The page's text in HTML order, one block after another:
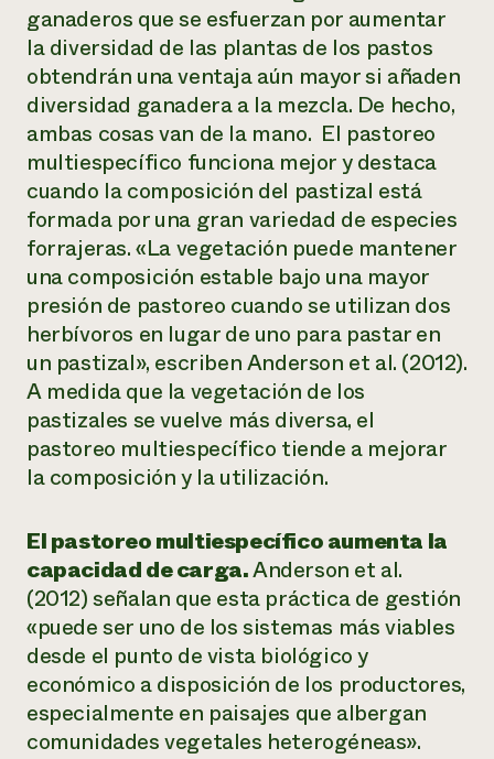
ganaderos que se esfuerzan por aumentar
la diversidad de las plantas de los pastos
obtendrán una ventaja aún mayor si añaden
diversidad ganadera a la mezcla. De hecho,
ambas cosas van de la mano. El pastoreo
multiespecífico funciona mejor y destaca
cuando la composición del pastizal está
formada por una gran variedad de especies
forrajeras. «La vegetación puede mantener
una composición estable bajo una mayor
presión de pastoreo cuando se utilizan dos
herbívoros en lugar de uno para pastar en
un pastizal», escriben Anderson et al. (2012).
A medida que la vegetación de los
pastizales se vuelve más diversa, el
pastoreo multiespecífico tiende a mejorar
la composición y la utilización.
El pastoreo multiespecífico aumenta la
capacidad de carga.Anderson et al.
(2012) señalan que esta práctica de gestión
«puede ser uno de los sistemas más viables
desde el punto de vista biológico y
económico a disposición de los productores,
especialmente en paisajes que albergan
comunidades vegetales heterogéneas».